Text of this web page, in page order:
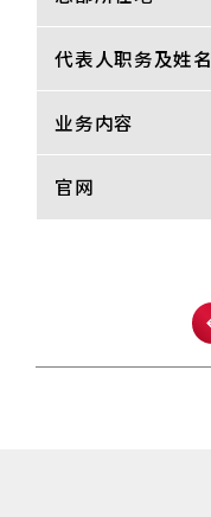
代表人职务及姓名
业务内容
官网